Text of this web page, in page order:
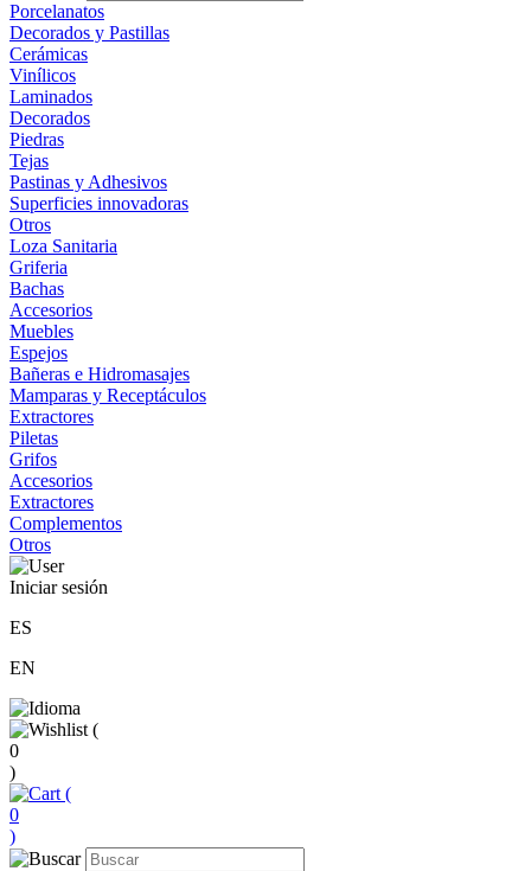
Porcelanatos
Decorados y Pastillas
Cerámicas
Vinílicos
Laminados
Decorados
Piedras
Tejas
Pastinas y Adhesivos
Superficies innovadoras
Otros
Loza Sanitaria
Griferia
Bachas
Accesorios
Muebles
Espejos
Bañeras e Hidromasajes
Mamparas y Receptáculos
Extractores
Piletas
Grifos
Accesorios
Extractores
Complementos
Otros
Iniciar sesión
ES
EN
(
0
)
(
0
)